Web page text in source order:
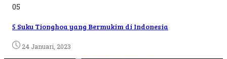
05
5 Suku Tionghoa yang Bermukim di Indonesia
24 Januari, 2023